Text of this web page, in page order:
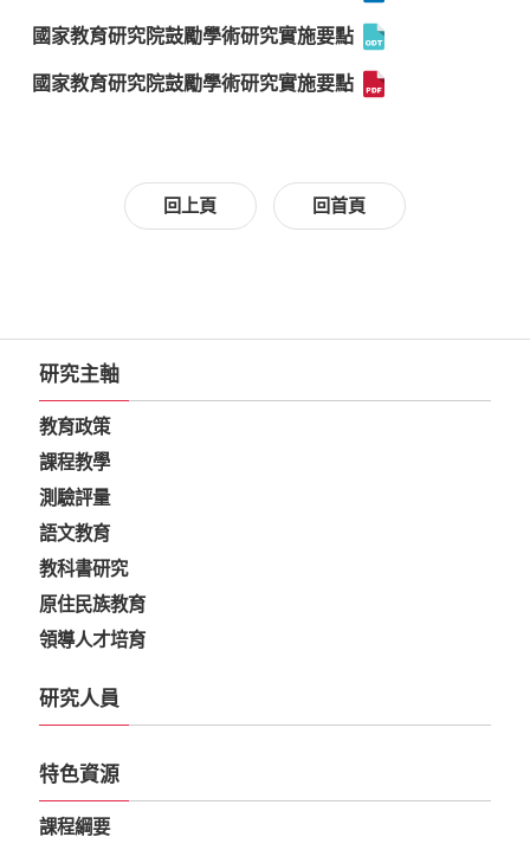
國家教育研究院鼓勵學術研究實施要點
國家教育研究院鼓勵學術研究實施要點
回上頁 回首頁
研究主軸
教育政策
課程教學
測驗評量
語文教育
教科書研究
原住民族教育
領導人才培育
研究人員
特色資源
課程綱要